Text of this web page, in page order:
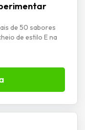
de 50 sabores
de estilo E na